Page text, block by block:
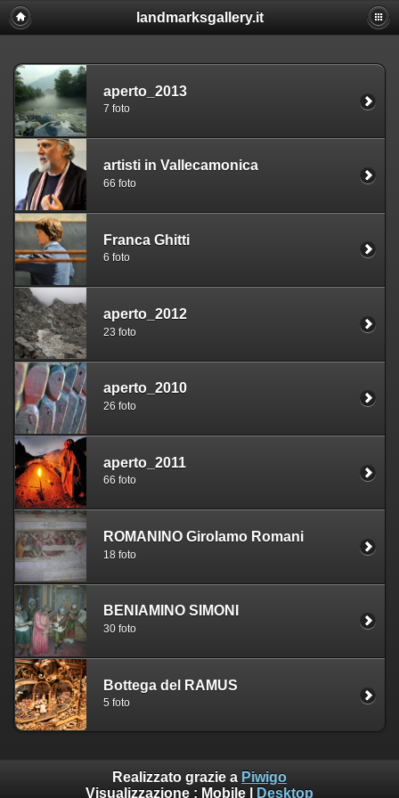
landmarksgallery.it
aperto_2013
7 foto
artisti in Vallecamonica
66 foto
Franca Ghitti
6 foto
aperto_2012
23 foto
aperto_2010
26 foto
aperto_2011
66 foto
ROMANINO Girolamo Romani
18 foto
BENIAMINO SIMONI
30 foto
Bottega del RAMUS
5 foto
Realizzato grazie a Piwigo
Visualizzazione : Mobile Desktop